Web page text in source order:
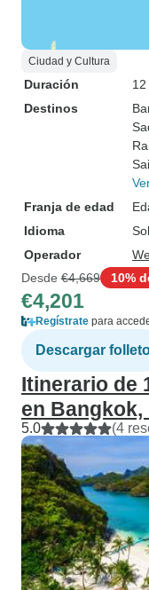
Ciudad y Cultura
Duración
Destinos
Sai
Franja de edad
Idioma
Operador
Desde €4,669 10%
€4,201
Regístrate para
Descargar
Itinerario de
en Bangkok,
5.0 (4